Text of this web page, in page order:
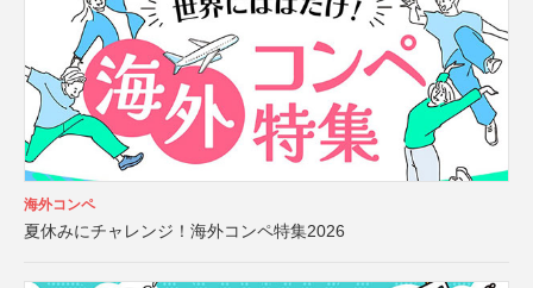
海外コンペ
夏休みにチャレンジ！海外コンペ特集2026